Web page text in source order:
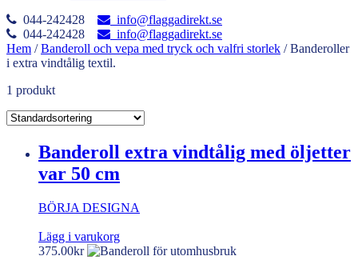
044-242428
info@flaggadirekt.se
044-242428
info@flaggadirekt.se
Hem /Banderoll och vepa med tryck och valfri storlek / Banderoller
i extra vindtålig textil.
1 produkt
Banderoll extra vindtålig med öljetter
var 50 cm
BÖRJA DESIGNA
Lägg i varukorg
375.00kr